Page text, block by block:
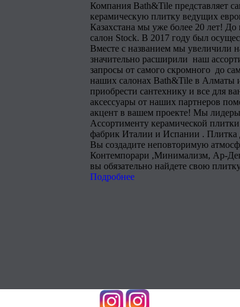
Компания Bath&Tile представляет
керамическую плитку ведущих
Казахстана мы уже более 20 лет!
салон Stock. В 2017 году был
Вместе с названием мы увеличили
значительно расширили наш
запросы от самого скромного до
наших салонах Bath&Tile в Алматы
приобрести сантехнику и все для
аксессуары от наших партнеров
акцент в вашем проекте! Мы
Ассортименту керамической
фабрик Италии и Испании . Плитка
Вы создадите неповторимую
Контемпорари ,Минимализм, Ар-
вы обязательно найдете свою
Подробнее